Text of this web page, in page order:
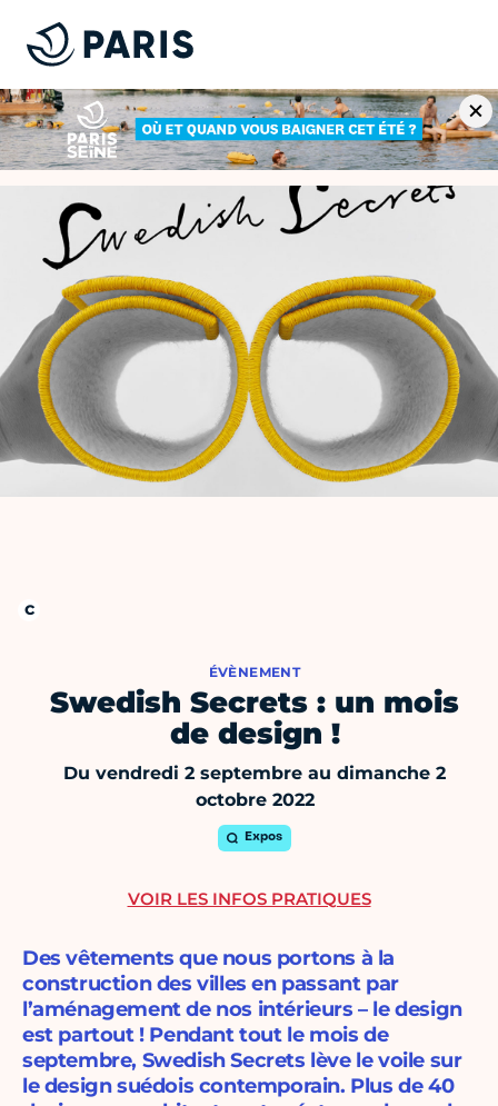
ÉVÈNEMENT
Swedish Secrets : un mois
de design !
Du vendredi 2 septembre au dimanche 2
octobre 2022
Expos
Des vêtements que nous portons à la
construction des villes en passant par
l’aménagement de nos intérieurs – le design
est partout ! Pendant tout le mois de
septembre, Swedish Secrets lève le voile sur
le design suédois contemporain. Plus de 40
VOIR LES INFOS PRATIQUES